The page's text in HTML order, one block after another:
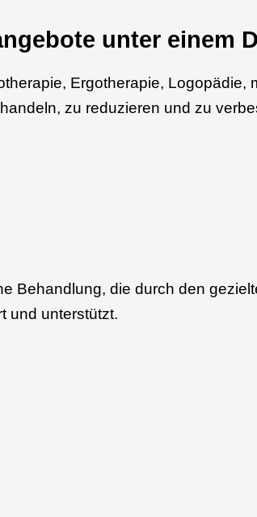
unter einem
Ergotherapie,
zu reduzieren und zu
Behandlung, die durch den
und unterstützt.